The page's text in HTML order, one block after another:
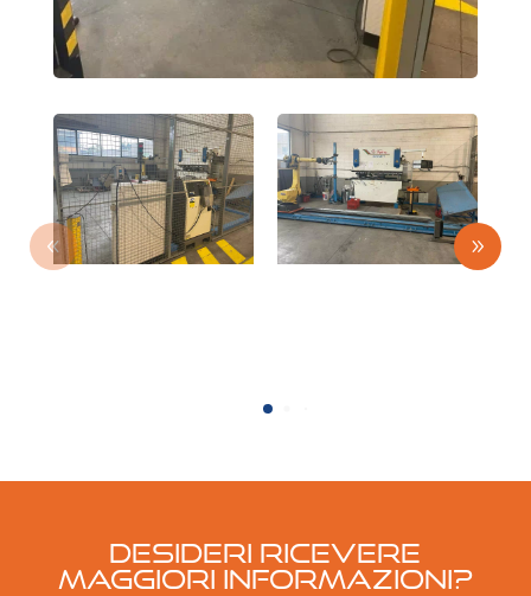
Desideri ricevere
maggiori informazioni?